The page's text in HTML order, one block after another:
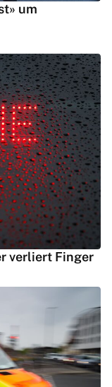
um
verliert Finger